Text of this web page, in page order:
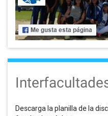
Descarga la planilla de la